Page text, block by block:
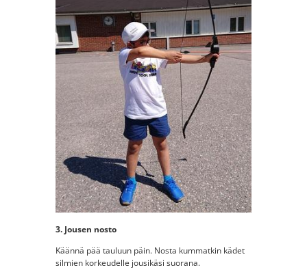
3. Jousen nosto
Käännä pää tauluun päin. Nosta kummatkin kädet
silmien korkeudelle jousikäsi suorana.